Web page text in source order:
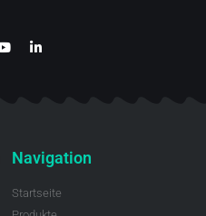
Navigation
Startseite